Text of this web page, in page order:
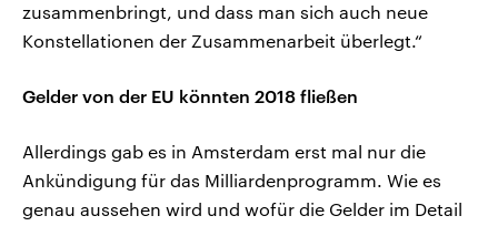
zusammenbringt, und dass man sich auch neue
Konstellationen der Zusammenarbeit überlegt.“
Gelder von der EU könnten 2018 fließen
Allerdings gab es in Amsterdam erst mal nur die
Ankündigung für das Milliardenprogramm. Wie es
genau aussehen wird und wofür die Gelder im Detail